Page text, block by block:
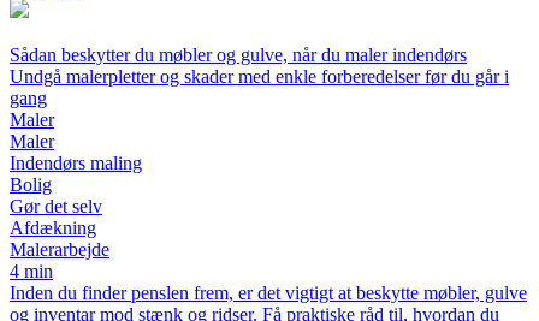
Sådan beskytter du møbler og gulve, når du maler indendørs
Undgå malerpletter og skader med enkle forberedelser før du går i
gang
Maler
Maler
Indendørs maling
Bolig
Gør det selv
Afdækning
Malerarbejde
4 min
Inden du finder penslen frem, er det vigtigt at beskytte møbler, gulve
og inventar mod stænk og ridser. Få praktiske råd til, hvordan du